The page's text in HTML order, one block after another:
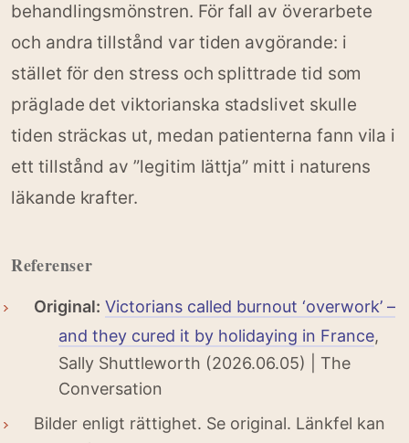
behandlingsmönstren. För fall av överarbete
och andra tillstånd var tiden avgörande: i
stället för den stress och splittrade tid som
präglade det viktorianska stadslivet skulle
tiden sträckas ut, medan patienterna fann vila i
ett tillstånd av ”legitim lättja” mitt i naturens
läkande krafter.
Referenser
Original: Victorians called burnout ‘overwork’ –
and they cured it by holidaying in France,
Sally Shuttleworth (2026.06.05) | The
Conversation
Bilder enligt rättighet. Se original. Länkfel kan